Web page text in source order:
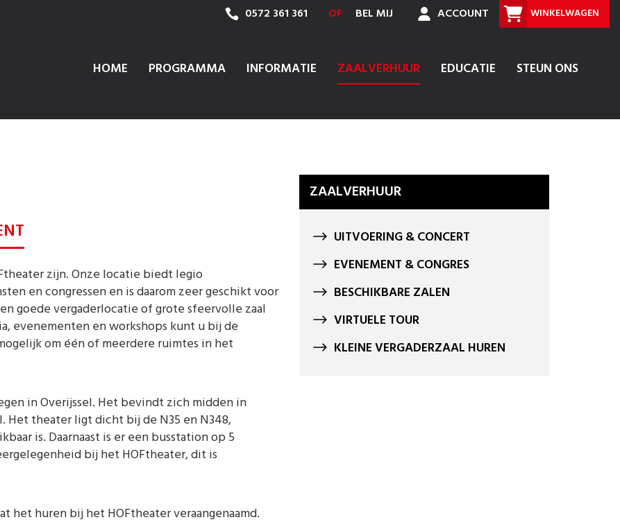
0572 361 361 OF BEL MIJ ACCOUNT WINKELWAGEN
HOME PROGRAMMA INFORMATIE ZAALVERHUUR EDUCATIE STEUN ONS
zijn. Onze locatie biedt legio
en congressen en is daarom zeer geschikt voor
goede vergaderlocatie of grote sfeervolle zaal
evenementen en workshops kunt u bij de
om één of meerdere ruimtes in het
in Overijssel. Het bevindt zich midden in
Het theater ligt dicht bij de N35 en N348,
is. Daarnaast is er een busstation op 5
bij het HOFtheater, dit is
huren bij het HOFtheater veraangenaamd.
ZAALVERHUUR
UITVOERING & CONCERT
EVENEMENT & CONGRES
BESCHIKBARE ZALEN
VIRTUELE TOUR
KLEINE VERGADERZAAL HUREN